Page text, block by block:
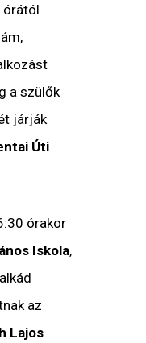
órától
a szülők
járják
Úti
órakor
Iskola,
az
Lajos